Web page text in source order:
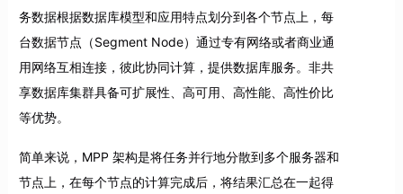
务数据根据数据库模型和应用特点划分到各个节点上，每
台数据节点（Segment Node）通过专有网络或者商业通
用网络互相连接，彼此协同计算，提供数据库服务。非共
享数据库集群具备可扩展性、高可用、高性能、高性价比
等优势。
简单来说，MPP 架构是将任务并行地分散到多个服务器和
节点上，在每个节点的计算完成后，将结果汇总在一起得